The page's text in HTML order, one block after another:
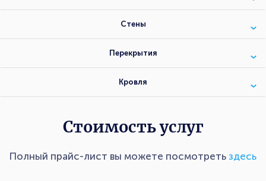
Стены
Перекрытия
Кровля
Стоимость услуг
Полный прайс-лист вы можете посмотреть здесь